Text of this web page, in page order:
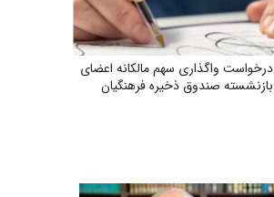
درخواست واگذاری سهم مالکانه اعضای
بازنشسته صندوق ذخیره فرهنگیان